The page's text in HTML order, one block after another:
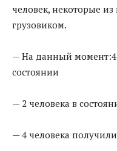
человек, некоторые
грузовиком.
— На данный момент:4
состоянии
— 2 человека в
— 4 человека